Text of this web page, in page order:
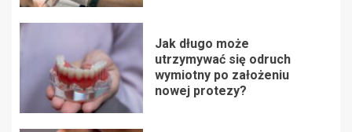
Jak długo może
utrzymywać się odruch
wymiotny po założeniu
nowej protezy?